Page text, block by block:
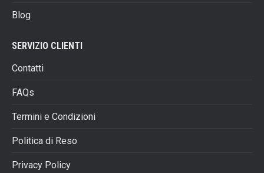
Blog
SERVIZIO CLIENTI
Contatti
FAQs
Termini e Condizioni
Politica di Reso
Privacy Policy